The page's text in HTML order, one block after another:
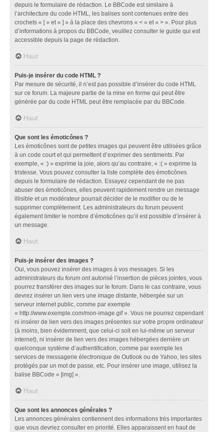
depuis le formulaire de rédaction. Le BBCode est similaire à
l’architecture du code HTML, les balises sont contenues entre des
crochets « [ » et « ] » à la place des chevrons « < » et « > ». Pour plus
d’informations à propos du BBCode, veuillez consulter le guide qui est
accessible depuis la page de rédaction.
Haut
Puis-je insérer du code HTML ?
Par mesure de sécurité, il n’est pas possible d’insérer du code HTML
sur ce forum. La majeure partie de la mise en forme qui peut être
générée par du code HTML peut être remplacée par du BBCode.
Haut
Que sont les émoticônes ?
Les émoticônes sont de petites images qui peuvent être utilisées grâce
à un code court et qui permettent d’exprimer des sentiments. Par
exemple, « :) » exprime la joie, alors qu’au contraire, « :( » exprime la
tristesse. Vous pouvez consulter la liste complète des émoticônes
depuis le formulaire de rédaction. Essayez cependant de ne pas
abuser des émoticônes, elles peuvent rapidement rendre un message
illisible et un modérateur pourrait décider de le modifier ou de le
supprimer complètement. Les administrateurs du forum peuvent
également limiter le nombre d’émoticônes qu’il est possible d’insérer à
un message.
Haut
Puis-je insérer des images ?
Oui, vous pouvez insérer des images à vos messages. Si les
administrateurs du forum ont autorisé l’insertion de pièces jointes, vous
pourrez transférer des images sur le forum. Dans le cas contraire, vous
devrez insérer un lien vers une image distante, hébergée sur un
serveur internet public, comme par exemple
« http://www.exemple.com/mon-image.gif ». Vous ne pourrez cependant
ni insérer de lien vers des images présentes sur votre propre ordinateur
(à moins, bien évidemment, que celui-ci soit en lui-même un serveur
internet), ni insérer de lien vers des images hébergées derrière un
quelconque système d’authentification, comme par exemple les
services de messagerie électronique de Outlook ou de Yahoo, les sites
protégés par un mot de passe, etc. Pour insérer une image, utilisez la
balise BBCode « [img] ».
Haut
Que sont les annonces générales ?
Les annonces générales contiennent des informations très importantes
que vous devriez consulter en priorité. Elles apparaissent en haut de